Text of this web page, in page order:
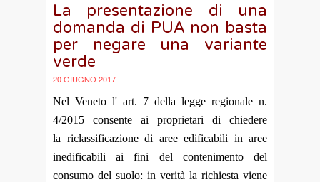
La presentazione di una
domanda di PUA non basta
per negare una variante
verde
20 GIUGNO 2017
Nel Veneto l' art. 7 della legge regionale n.
4/2015 consente ai proprietari di chiedere
la riclassificazione di aree edificabili in aree
inedificabili ai fini del contenimento del
consumo del suolo: in verità la richiesta viene